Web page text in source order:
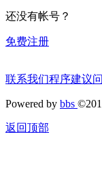
还没有帐号？
免费注册
联系我们程序建议
Powered by bbs
返回顶部